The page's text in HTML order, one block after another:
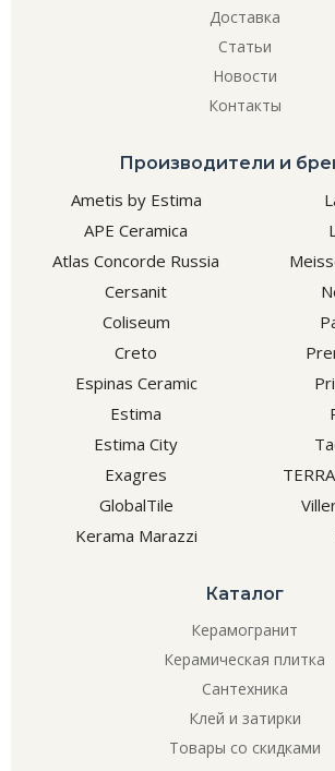
Доставка
Статьи
Новости
Контакты
Производители и
Ametis by Estima
APE Ceramica
Atlas Concorde Russia
Cersanit
Coliseum
Creto
Espinas Ceramic
Estima
Estima City
Exagres
GlobalTile
Kerama Marazzi
Каталог
Керамогранит
Керамическая плитка
Сантехника
Клей и затирки
Товары со скидками